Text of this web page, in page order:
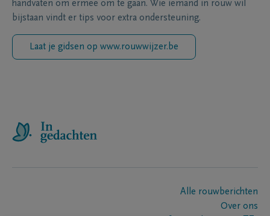
handvaten om ermee om te gaan. Wie iemand in rouw wil
bijstaan vindt er tips voor extra ondersteuning.
Laat je gidsen op www.rouwwijzer.be
Alle rouwberichten
Over ons